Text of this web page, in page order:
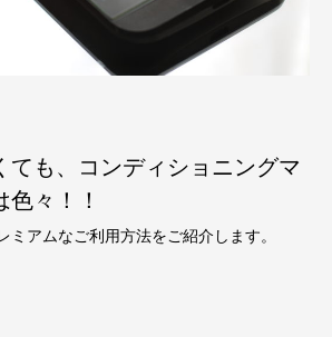
ても、コンディショニングマ
々！！
ミアムなご利用方法をご紹介します。